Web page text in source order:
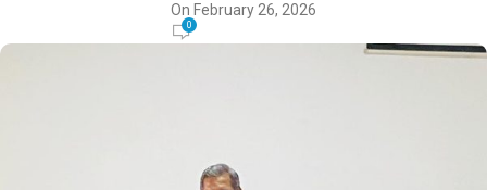
On February 26, 2026
0